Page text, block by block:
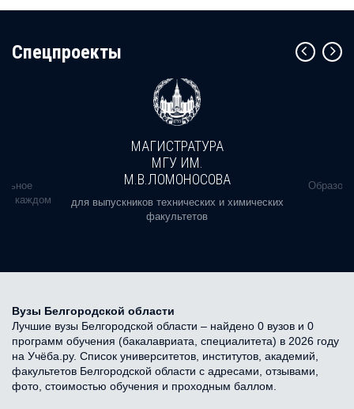
Cпецпроекты
в каждом
МАГИСТРАТУРА
МГУ ИМ.
М.В.ЛОМОНОСОВА
для выпускников технических и химических
факультетов
Вузы Белгородской области
Лучшие вузы Белгородской области – найдено 0 вузов и 0
программ обучения (бакалавриата, специалитета) в 2026 году
на Учёба.ру. Список университетов, институтов, академий,
факультетов Белгородской области с адресами, отзывами,
фото, стоимостью обучения и проходным баллом.